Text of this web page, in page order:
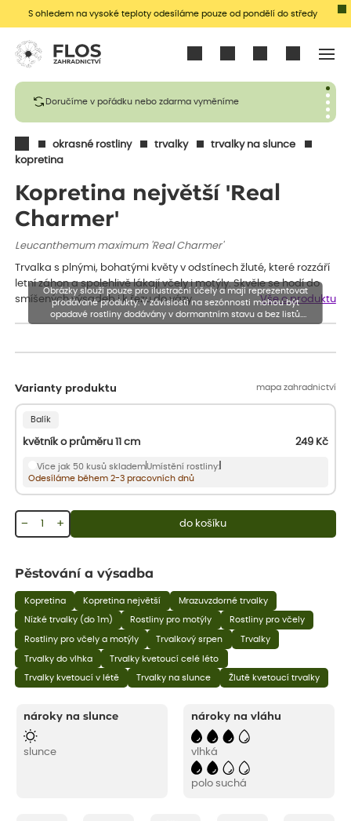
S ohledem na vysoké teploty odesíláme pouze od pondělí do středy
Doručíme v pořádku nebo zdarma vyměníme
okrasné rostliny trvalky
trvalky na slunce
kopretina
Kopretina největší 'Real
Charmer'
Leucanthemum maximum 'Real Charmer'
Trvalka s plnými, bohatými květy v odstínech žluté, které rozzáří
letní záhon a spolehlivě lákají včely i motýly. Skvěle se hodí do
smíšených výsadeb i k řezu do vázy.
Vše o produktu
Varianty produktu mapa zahradnictví
Balík
květník o průměru 11 cm 249 Kč
Více jak 50 kusů sklademUmístění rostliny:
Odesíláme během 2-3 pracovních dnů
+
− do košíku
Obrázky slouží pouze pro ilustrační účely a mají reprezentovat
prodávané produkty. V závislosti na sezónnosti mohou být
opadavé rostliny dodávány v dormantním stavu a bez listů.
Rostliny mohou být také sestřiženy níže, než je uvedená výška,
Pěstování a výsadba
Kopretina Kopretina největší Mrazuvzdorné trvalky
Nízké trvalky (do 1m) Rostliny pro motýly Rostliny pro včely
Rostliny pro včely a motýly Trvalkový srpen Trvalky
Trvalky do vlhka Trvalky kvetoucí celé léto
Trvalky kvetoucí v létě Trvalky na slunce Žlutě kvetoucí trvalky
nároky na slunce
slunce
nároky na vláhu
vlhká
polo suchá